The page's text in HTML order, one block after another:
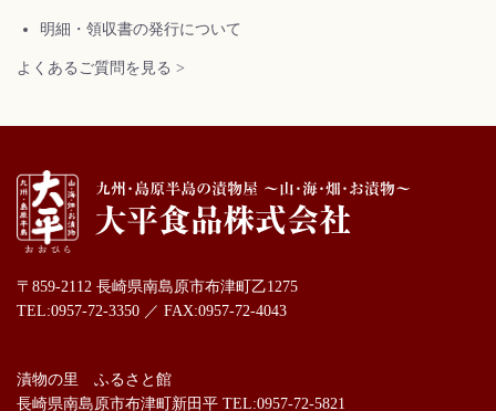
明細・領収書の発行について
よくあるご質問を見る >
〒859-2112 長崎県南島原市布津町乙1275
TEL:0957-72-3350 ／ FAX:0957-72-4043
漬物の里 ふるさと館
長崎県南島原市布津町新田平 TEL:0957-72-5821